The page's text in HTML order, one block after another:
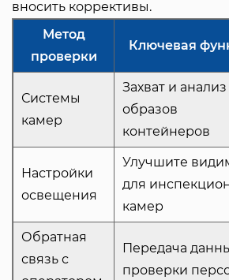
вносить коррективы.
Метод
проверки
Ключевая
Системы
камер
Захват и анализ
образов
контейнеров
Настройки
освещения
Улучшите
для
камер
Обратная
связь с
Передача
проверки